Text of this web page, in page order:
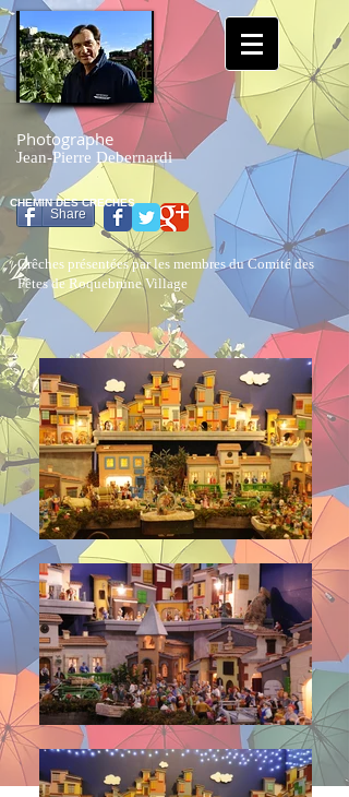
Jean-Pierre Debernardi
Photographe
Share
CHEMIN DES CRECHES
Crêches présentées par les membres du Comité des
Fêtes de Roquebrune Village